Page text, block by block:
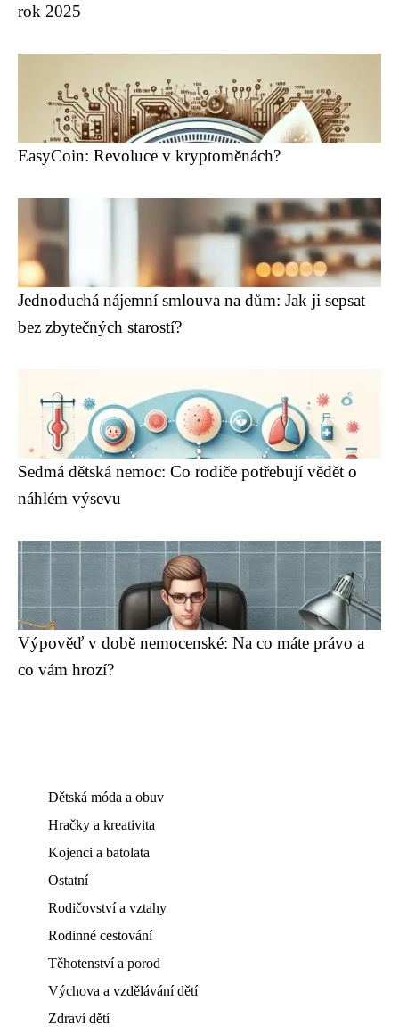
rok 2025
EasyCoin: Revoluce v kryptoměnách?
Jednoduchá nájemní smlouva na dům: Jak ji sepsat
bez zbytečných starostí?
Sedmá dětská nemoc: Co rodiče potřebují vědět o
náhlém výsevu
Výpověď v době nemocenské: Na co máte právo a
co vám hrozí?
Dětská móda a obuv
Hračky a kreativita
Kojenci a batolata
Ostatní
Rodičovství a vztahy
Rodinné cestování
Těhotenství a porod
Výchova a vzdělávání dětí
Zdraví dětí